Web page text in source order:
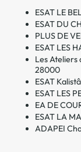
ESAT LE
ESAT DU
PLUS DE
ESAT LES
Les Ateliers
28000
ESAT
ESAT LES
EA DE
ESAT LA
ADAPEI